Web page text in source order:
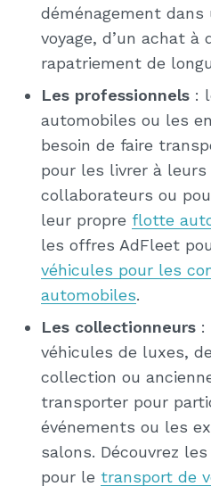
déménagement dans
voyage, d’un achat à
rapatriement de
Les professionnels :
automobiles ou les
besoin de faire
pour les livrer à
collaborateurs ou
leur propre flotte
les offres AdFleet
véhicules pour les
automobiles.
Les collectionneurs :
véhicules de luxes,
collection ou
transporter pour
événements ou les
salons. Découvrez
pour le transport de